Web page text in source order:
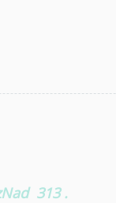
313 .